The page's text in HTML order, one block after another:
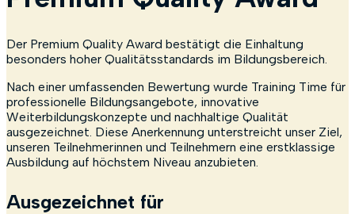
Der Premium Quality Award bestätigt die Einhaltung
besonders hoher Qualitätsstandards im Bildungsbereich.
Nach einer umfassenden Bewertung wurde Training Time für
professionelle Bildungsangebote, innovative
Weiterbildungskonzepte und nachhaltige Qualität
ausgezeichnet. Diese Anerkennung unterstreicht unser Ziel,
unseren Teilnehmerinnen und Teilnehmern eine erstklassige
Ausbildung auf höchstem Niveau anzubieten.
Ausgezeichnet für